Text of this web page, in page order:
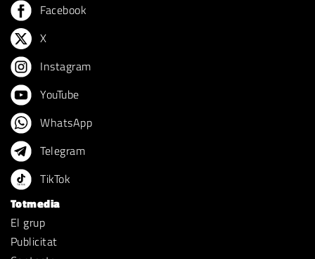
Facebook
X
Instagram
YouTube
WhatsApp
Telegram
TikTok
Totmedia
El grup
Publicitat